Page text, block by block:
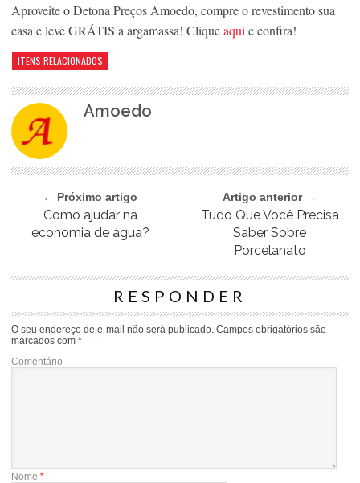
Aproveite o Detona Preços Amoedo, compre o revestimento sua
casa e leve GRÁTIS a argamassa! Cliqueaquie confira!
ITENS RELACIONADOS
Amoedo
← Próximo artigo
Como ajudar na
economia de água?
Artigo anterior →
Tudo Que Você Precisa
Saber Sobre
Porcelanato
RESPONDER
O seu endereço de e-mail não será publicado. Campos obrigatórios são
marcados com *
Comentário
Nome *